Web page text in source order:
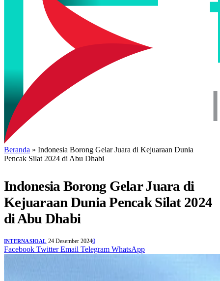
Beranda » Indonesia Borong Gelar Juara di Kejuaraan Dunia
Pencak Silat 2024 di Abu Dhabi
Indonesia Borong Gelar Juara di
Kejuaraan Dunia Pencak Silat 2024
di Abu Dhabi
INTERNASIOAL 24 Desember 20240
Facebook Twitter Email Telegram WhatsApp